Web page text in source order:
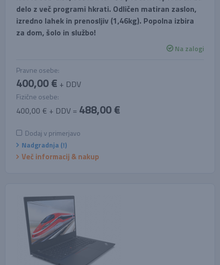
delo z več programi hkrati. Odličen matiran zaslon,
izredno lahek in prenosljiv (1,46kg). Popolna izbira
za dom, šolo in službo!
Na zalogi
Pravne osebe:
400,00 € + DDV
Fizične osebe:
400,00 € + DDV = 488,00 €
Dodaj v primerjavo
Nadgradnja (!)
Več informacij & nakup